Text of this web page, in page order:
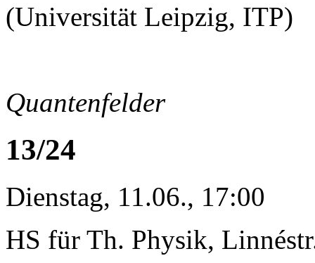
(Universität Leipzig, ITP)
Quantenfelder
13/24
Dienstag, 11.06., 17:00
HS für Th. Physik,